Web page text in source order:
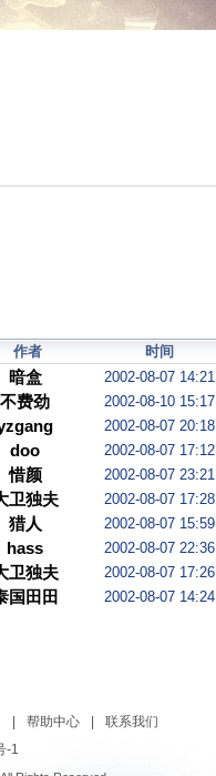
作者 时间
暗盒 2002-08-07 14:21
不费劲 2002-08-10 15:17
2002-08-07 20:18
doo 2002-08-07 17:12
惜颜 2002-08-07 23:21
卫独夫 2002-08-07 17:28
猎人 2002-08-07 15:59
hass 2002-08-07 22:36
卫独夫 2002-08-07 17:26
国田田 2002-08-07 14:24
帮助中心
联系我们
-1